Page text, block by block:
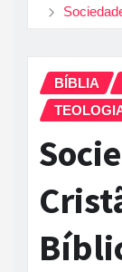
BÍBLIA